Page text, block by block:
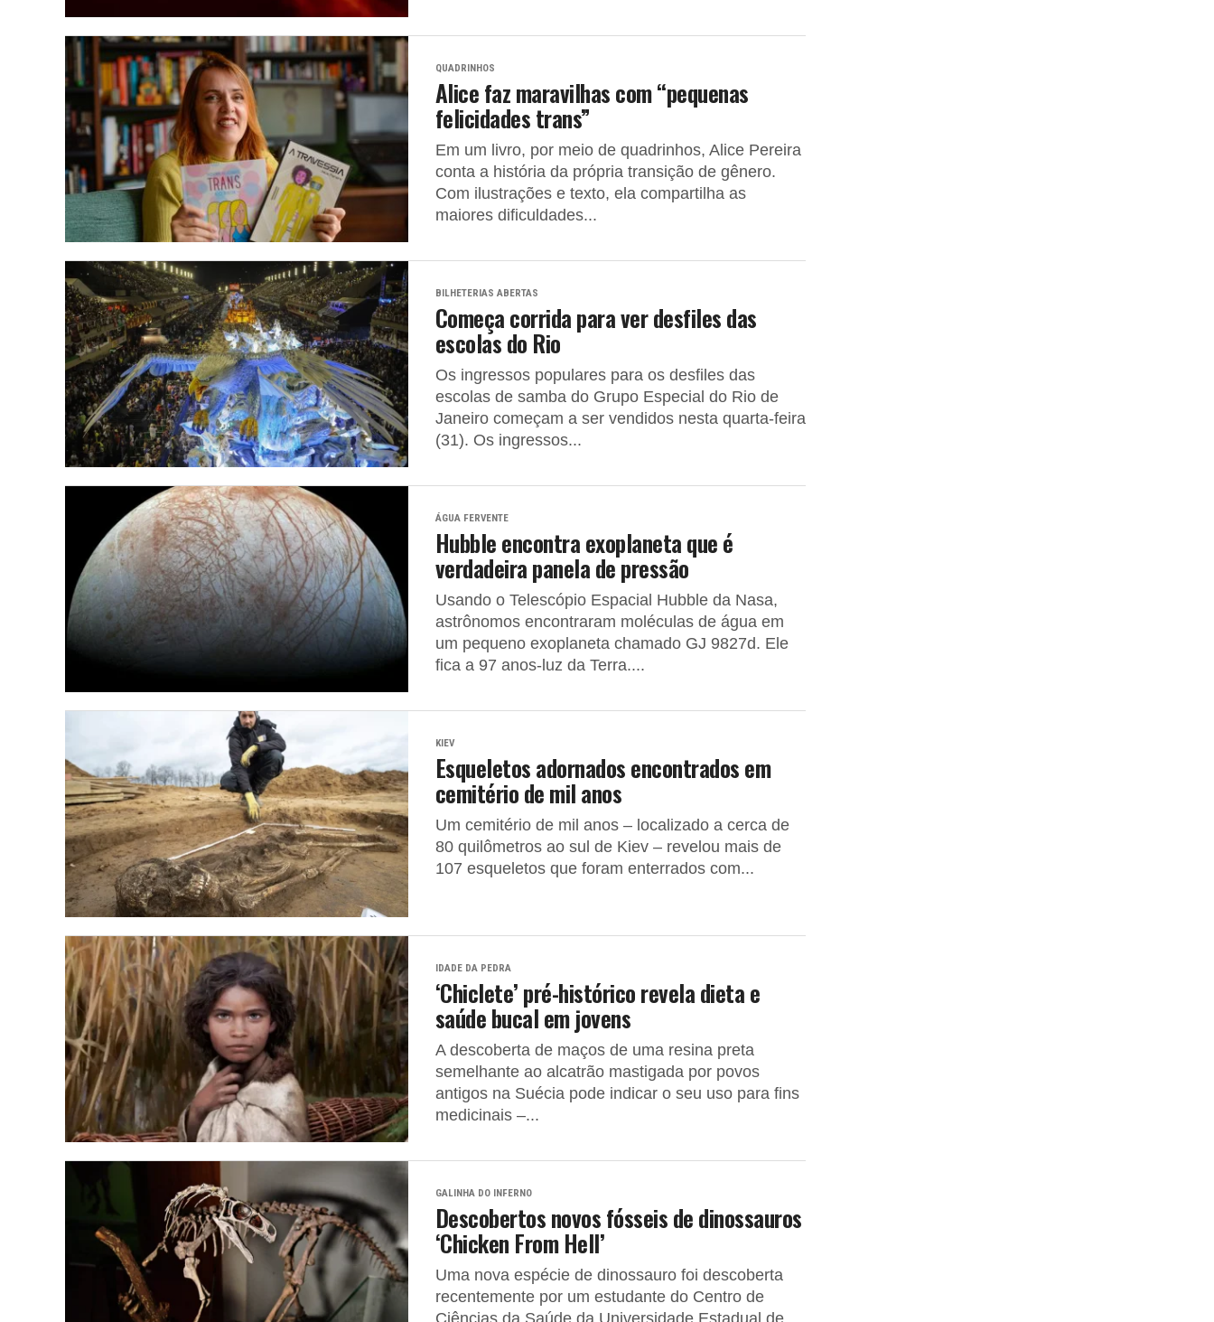
QUADRINHOS
Alice faz maravilhas com “pequenas
felicidades trans”
Em um livro, por meio de quadrinhos, Alice Pereira
conta a história da própria transição de gênero.
Com ilustrações e texto, ela compartilha as
maiores dificuldades...
BILHETERIAS ABERTAS
Começa corrida para ver desfiles das
escolas do Rio
Os ingressos populares para os desfiles das
escolas de samba do Grupo Especial do Rio de
Janeiro começam a ser vendidos nesta quarta-feira
(31). Os ingressos...
ÁGUA FERVENTE
Hubble encontra exoplaneta que é
verdadeira panela de pressão
Usando o Telescópio Espacial Hubble da Nasa,
astrônomos encontraram moléculas de água em
um pequeno exoplaneta chamado GJ 9827d. Ele
fica a 97 anos-luz da Terra....
KIEV
Esqueletos adornados encontrados em
cemitério de mil anos
Um cemitério de mil anos – localizado a cerca de
80 quilômetros ao sul de Kiev – revelou mais de
107 esqueletos que foram enterrados com...
IDADE DA PEDRA
‘Chiclete’ pré-histórico revela dieta e
saúde bucal em jovens
A descoberta de maços de uma resina preta
semelhante ao alcatrão mastigada por povos
antigos na Suécia pode indicar o seu uso para fins
medicinais –...
GALINHA DO INFERNO
Descobertos novos fósseis de dinossauros
‘Chicken From Hell’
Uma nova espécie de dinossauro foi descoberta
recentemente por um estudante do Centro de
Ciências da Saúde da Universidade Estadual de